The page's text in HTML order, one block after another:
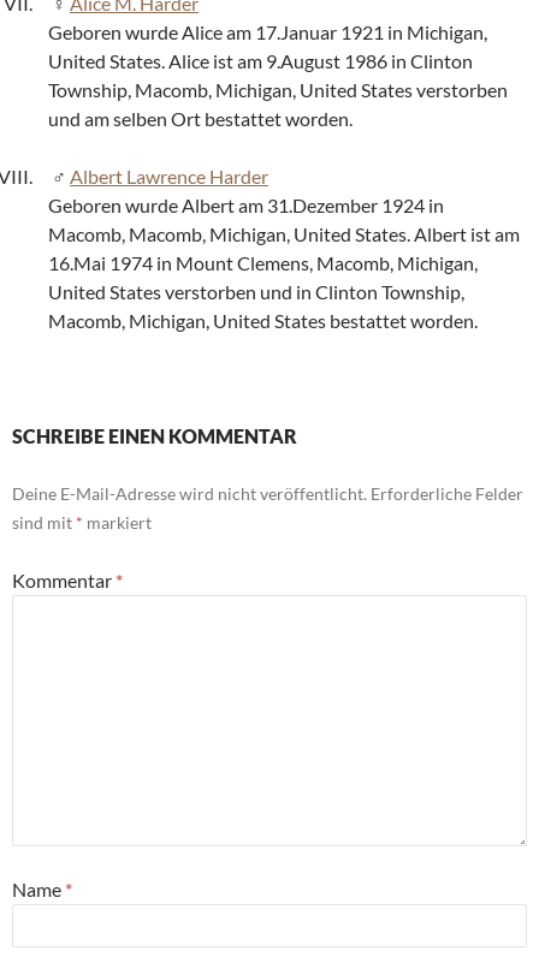
Geboren wurde Alice am 17.Januar 1921 in Michigan,
United States. Alice ist am 9.August 1986 in Clinton
Township, Macomb, Michigan, United States verstorben
und am selben Ort bestattet worden.
Albert Lawrence Harder
Geboren wurde Albert am 31.Dezember 1924 in
Macomb, Macomb, Michigan, United States. Albert ist am
16.Mai 1974 in Mount Clemens, Macomb, Michigan,
United States verstorben und in Clinton Township,
Macomb, Michigan, United States bestattet worden.
SCHREIBE EINEN KOMMENTAR
Deine E-Mail-Adresse wird nicht veröffentlicht. Erforderliche Felder
sind mit * markiert
Kommentar *
Name *